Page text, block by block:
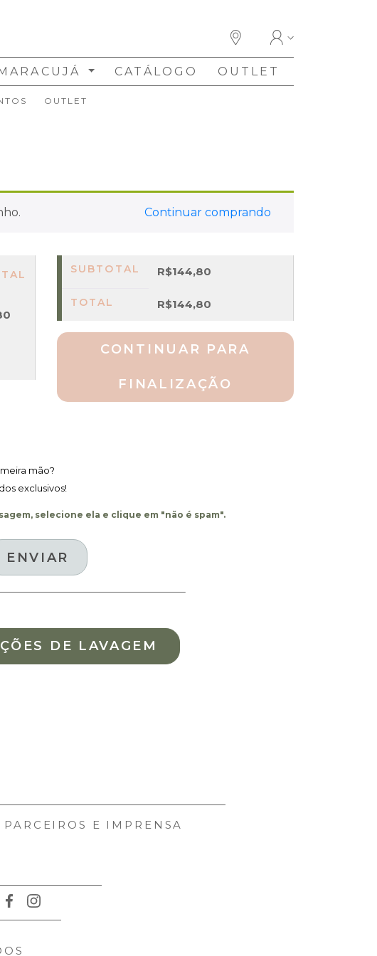
MARACUJÁ CATÁLOGO OUTLET
OUTLET
Continuar comprando
SUBTOTAL R$144,80
TOTAL R$144,80
CONTINUAR PARA
FINALIZAÇÃO
mão?
exclusivos!
selecione ela e clique em "não é spam".
DE LAVAGEM
PARCEIROS E IMPRENSA